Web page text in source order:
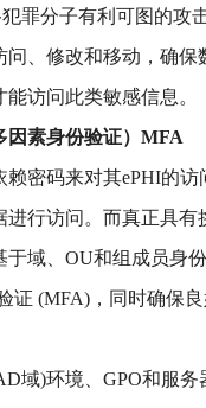
罪分子有利可图的攻
、修改和移动，确
访问此类敏感信息。
因素身份验证）MFA
密码来对其ePHI的
行访问。而真正具有
域、OU和组成员身
(MFA)，同时确保良
域)环境、GPO和服